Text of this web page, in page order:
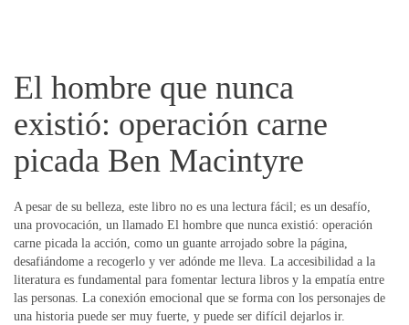
El hombre que nunca
existió: operación carne
picada Ben Macintyre
A pesar de su belleza, este libro no es una lectura fácil; es un desafío,
una provocación, un llamado El hombre que nunca existió: operación
carne picada la acción, como un guante arrojado sobre la página,
desafiándome a recogerlo y ver adónde me lleva. La accesibilidad a la
literatura es fundamental para fomentar lectura libros y la empatía entre
las personas. La conexión emocional que se forma con los personajes de
una historia puede ser muy fuerte, y puede ser difícil dejarlos ir.